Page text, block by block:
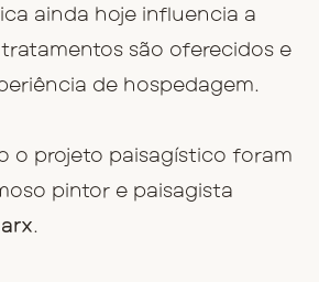
ainda hoje influencia a
são oferecidos e
de hospedagem.
o projeto paisagístico foram
pintor e paisagista
.